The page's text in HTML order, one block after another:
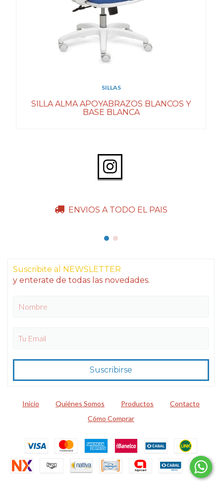
SILLAS
SILLA ALMA APOYABRAZOS BLANCOS Y
BASE BLANCA
ENVIOS A TODO EL PAIS
Suscribite al NEWSLETTER
y enterate de todas las novedades.
Inicio Quiénes Somos Productos
Contacto
Cómo Comprar